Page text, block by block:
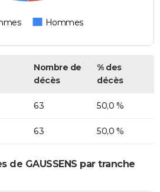
Hommes
Nombre de
décès
% des
décès
63 50,0 %
63 50,0 %
de GAUSSENS par tranche